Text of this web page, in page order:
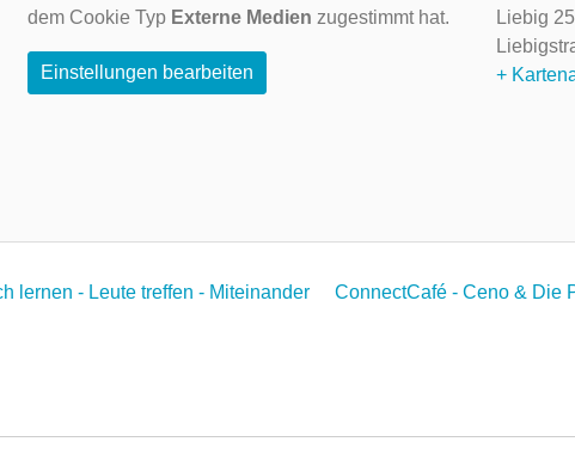
dem Cookie Typ Externe Medien zugestimmt hat.
Einstellungen bearbeiten
Liebig
+
lernen - Leute treffen - Miteinander
ConnectCafé - Ceno & Die